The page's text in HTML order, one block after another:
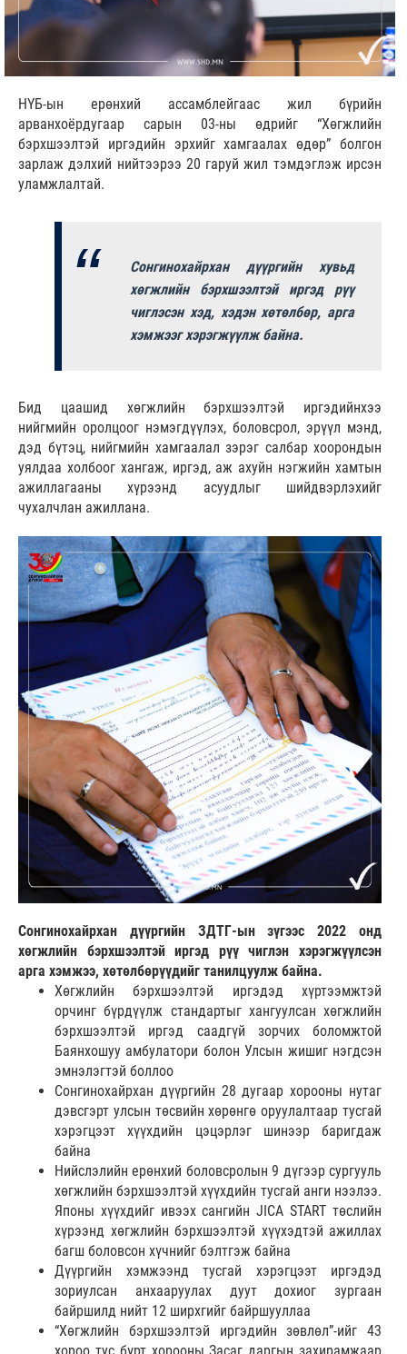
НҮБ-ын ерөнхий ассамблейгаас жил бүрийн
арванхоёрдугаар сарын 03-ны өдрийг “Хөгжлийн
бэрхшээлтэй иргэдийн эрхийг хамгаалах өдөр” болгон
зарлаж дэлхий нийтээрээ 20 гаруй жил тэмдэглэж ирсэн
уламжлалтай.
Сонгинохайрхан дүүргийн хувьд
хөгжлийн бэрхшээлтэй иргэд рүү
чиглэсэн хэд, хэдэн хөтөлбөр, арга
хэмжээг хэрэгжүүлж байна.
Бид цаашид хөгжлийн бэрхшээлтэй иргэдийнхээ
нийгмийн оролцоог нэмэгдүүлэх, боловсрол, эрүүл мэнд,
дэд бүтэц, нийгмийн хамгаалал зэрэг салбар хоорондын
уялдаа холбоог хангаж, иргэд, аж ахуйн нэгжийн хамтын
ажиллагааны хүрээнд асуудлыг шийдвэрлэхийг
чухалчлан ажиллана.
Сонгинохайрхан дүүргийн ЗДТГ-ын зүгээс 2022 онд
хөгжлийн бэрхшээлтэй иргэд рүү чиглэн хэрэгжүүлсэн
арга хэмжээ, хөтөлбөрүүдийг танилцуулж байна.
Хөгжлийн бэрхшээлтэй иргэдэд хүртээмжтэй
орчинг бүрдүүлж стандартыг хангуулсан хөгжлийн
бэрхшээлтэй иргэд саадгүй зорчих боломжтой
Баянхошуу амбулатори болон Улсын жишиг нэгдсэн
эмнэлэгтэй боллоо
Сонгинохайрхан дүүргийн 28 дугаар хорооны нутаг
дэвсгэрт улсын төсвийн хөрөнгө оруулалтаар тусгай
хэрэгцээт хүүхдийн цэцэрлэг шинээр баригдаж
байна
Нийслэлийн ерөнхий боловсролын 9 дүгээр сургууль
хөгжлийн бэрхшээлтэй хүүхдийн тусгай анги нээлээ.
Японы хүүхдийг ивээх сангийн JICA START төслийн
хүрээнд хөгжлийн бэрхшээлтэй хүүхэдтэй ажиллах
багш боловсон хүчнийг бэлтгэж байна
Дүүргийн хэмжээнд тусгай хэрэгцээт иргэдэд
зориулсан анхааруулах дуут дохиог зургаан
байршилд нийт 12 ширхгийг байршууллаа
“Хөгжлийн бэрхшээлтэй иргэдийн зөвлөл”-ийг 43
хороо тус бүрт хорооны Засаг даргын захирамжаар